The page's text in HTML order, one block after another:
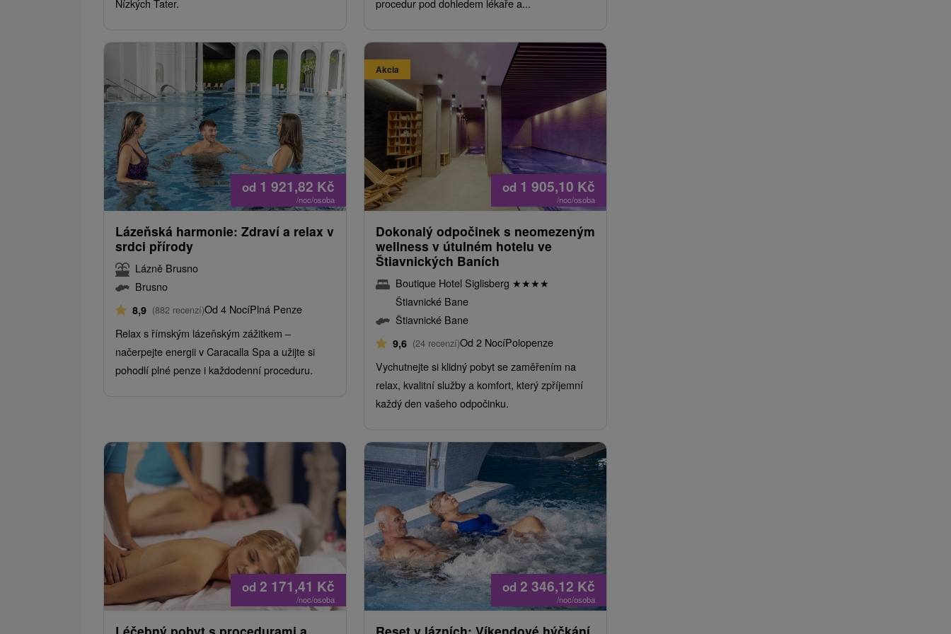
od 1 921,82 Kč
/noc/osoba
Lázeňská harmonie: Zdraví a relax v
srdci přírody
Lázně Brusno
Brusno
8,9 (882 recenzí)Od 4 NocíPlná Penze
Relax s římským lázeňským zážitkem –
načerpejte energii v Caracalla Spa a užijte si
pohodlí plné penze i každodenní proceduru.
Akcia
od 1 905,10 Kč
/noc/osoba
Dokonalý odpočinek s neomezeným
wellness v útulném hotelu ve
Štiavnických Baních
Boutique Hotel Siglisberg ★★★★
Štiavnické Bane
Štiavnické Bane
9,6 (24 recenzí)Od 2 NocíPolopenze
Vychutnejte si klidný pobyt se zaměřením na
relax, kvalitní služby a komfort, který zpříjemní
každý den vašeho odpočinku.
od 2 171,41 Kč
/noc/osoba
od 2 346,12 Kč
/noc/osoba